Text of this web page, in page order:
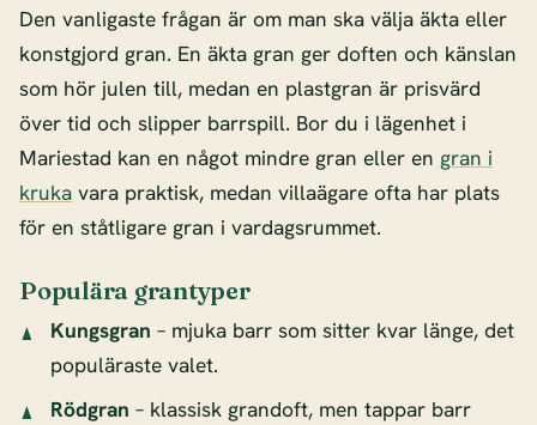
Den vanligaste frågan är om man ska välja äkta eller
konstgjord gran. En äkta gran ger doften och känslan
som hör julen till, medan en plastgran är prisvärd
över tid och slipper barrspill. Bor du i lägenhet i
Mariestad kan en något mindre gran eller en gran i
kruka vara praktisk, medan villaägare ofta har plats
för en ståtligare gran i vardagsrummet.
Populära grantyper
Kungsgran – mjuka barr som sitter kvar länge, det
populäraste valet.
Rödgran – klassisk grandoft, men tappar barr